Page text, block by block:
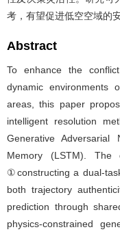
考，有望促进低空空域的
Abstract
To enhance the
dynamic environments
areas, this paper
intelligent resolution
Generative Adversarial
Memory (LSTM).
①constructing a dual-
both trajectory
prediction through
physics-constrained